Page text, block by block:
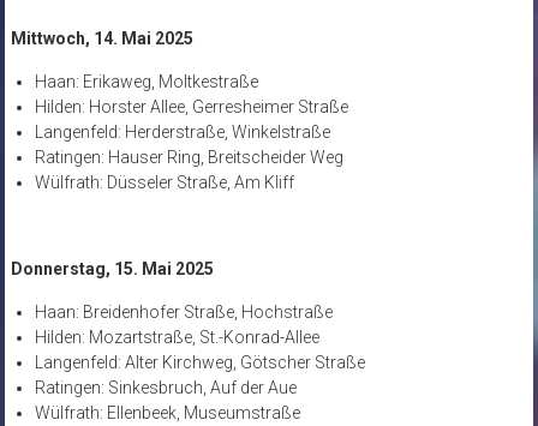
Mittwoch, 14. Mai 2025
Haan: Erikaweg, Moltkestraße
Hilden: Horster Allee, Gerresheimer Straße
Langenfeld: Herderstraße, Winkelstraße
Ratingen: Hauser Ring, Breitscheider Weg
Wülfrath: Düsseler Straße, Am Kliff
Donnerstag, 15. Mai 2025
Haan: Breidenhofer Straße, Hochstraße
Hilden: Mozartstraße, St.-Konrad-Allee
Langenfeld: Alter Kirchweg, Götscher Straße
Ratingen: Sinkesbruch, Auf der Aue
Wülfrath: Ellenbeek, Museumstraße